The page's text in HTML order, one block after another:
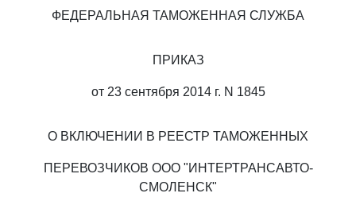
ФЕДЕРАЛЬНАЯ ТАМОЖЕННАЯ СЛУЖБА
ПРИКАЗ
от 23 сентября 2014 г. N 1845
О ВКЛЮЧЕНИИ В РЕЕСТР ТАМОЖЕННЫХ
ПЕРЕВОЗЧИКОВ ООО "ИНТЕРТРАНСАВТО-
СМОЛЕНСК"